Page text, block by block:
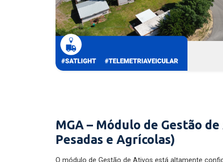
MGA – Módulo de Gestão
Pesadas e Agrícolas)
O módulo de Gestão de Ativos está altamente